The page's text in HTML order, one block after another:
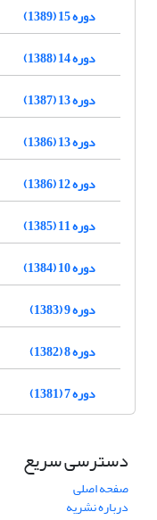
دوره 15 (1389)
دوره 14 (1388)
دوره 13 (1387)
دوره 13 (1386)
دوره 12 (1386)
دوره 11 (1385)
دوره 10 (1384)
دوره 9 (1383)
دوره 8 (1382)
دوره 7 (1381)
دسترسی سریع
صفحه اصلی
درباره نشریه